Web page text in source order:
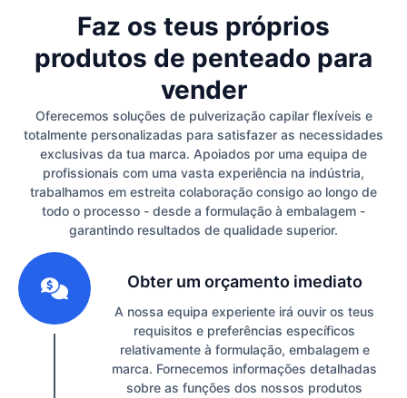
Faz os teus próprios
produtos de penteado para
vender
Oferecemos soluções de pulverização capilar flexíveis e
totalmente personalizadas para satisfazer as necessidades
exclusivas da tua marca. Apoiados por uma equipa de
profissionais com uma vasta experiência na indústria,
trabalhamos em estreita colaboração consigo ao longo de
todo o processo - desde a formulação à embalagem -
garantindo resultados de qualidade superior.
Obter um orçamento imediato
A nossa equipa experiente irá ouvir os teus
requisitos e preferências específicos
relativamente à formulação, embalagem e
marca. Fornecemos informações detalhadas
sobre as funções dos nossos produtos